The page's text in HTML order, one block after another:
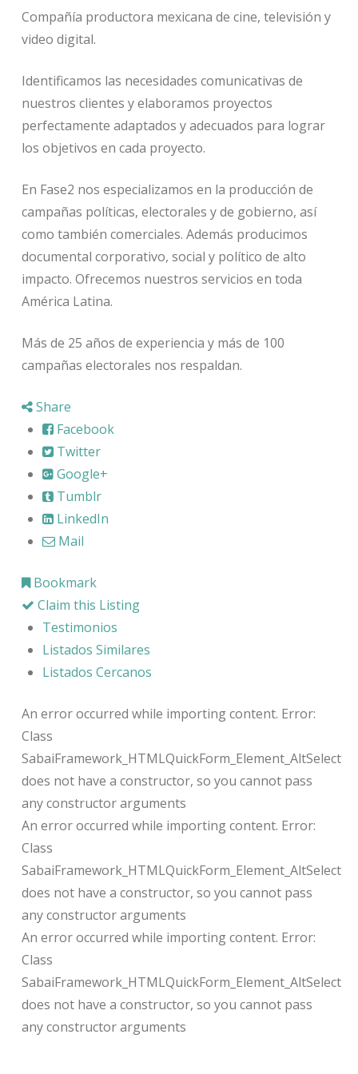
Compañía productora mexicana de cine, televisión y
video digital.
Identificamos las necesidades comunicativas de
nuestros clientes y elaboramos proyectos
perfectamente adaptados y adecuados para lograr
los objetivos en cada proyecto.
En Fase2 nos especializamos en la producción de
campañas políticas, electorales y de gobierno, así
como también comerciales. Además producimos
documental corporativo, social y político de alto
impacto. Ofrecemos nuestros servicios en toda
América Latina.
Más de 25 años de experiencia y más de 100
campañas electorales nos respaldan.
Share
Facebook
Twitter
Google+
Tumblr
LinkedIn
Mail
Bookmark
Claim this Listing
Testimonios
Listados Similares
Listados Cercanos
An error occurred while importing content. Error:
Class
SabaiFramework_HTMLQuickForm_Element_AltSelect
does not have a constructor, so you cannot pass
any constructor arguments
An error occurred while importing content. Error:
Class
SabaiFramework_HTMLQuickForm_Element_AltSelect
does not have a constructor, so you cannot pass
any constructor arguments
An error occurred while importing content. Error:
Class
SabaiFramework_HTMLQuickForm_Element_AltSelect
does not have a constructor, so you cannot pass
any constructor arguments